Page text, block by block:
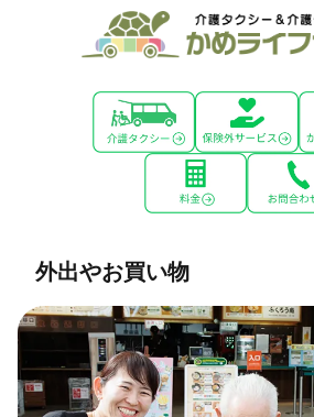
外出やお買い物